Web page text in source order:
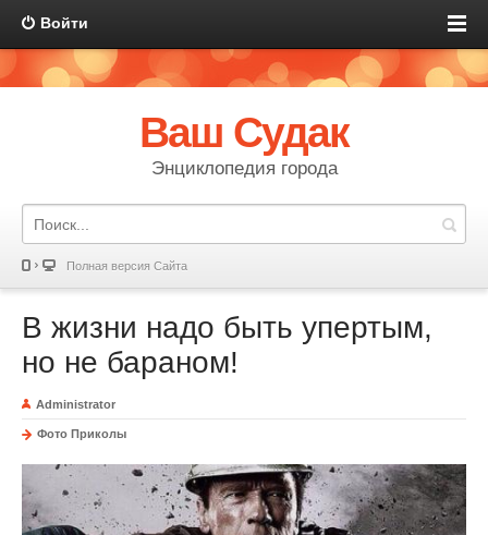
Войти
Ваш Судак
Энциклопедия города
Полная версия Сайта
В жизни надо быть упертым,
но не бараном!
Administrator
Фото Приколы